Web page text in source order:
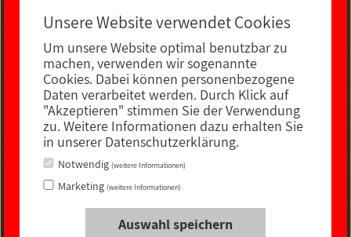
Social Media
Unsere Website verwendet Cookies
Um unsere Website optimal benutzbar zu
machen, verwenden wir sogenannte
Cookies. Dabei können personenbezogene
Daten verarbeitet werden. Durch Klick auf
"Akzeptieren" stimmen Sie der Verwendung
zu. Weitere Informationen dazu erhalten Sie
in unserer Datenschutzerklärung.
Notwendig (weitere Informationen)
Marketing (weitere Informationen)
Auswahl speichern